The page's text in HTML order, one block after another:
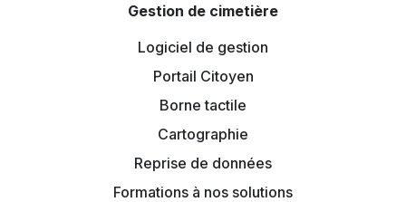
Gestion de cimetière
Logiciel de gestion
Portail Citoyen
Borne tactile
Cartographie
Reprise de données
Formations à nos solutions